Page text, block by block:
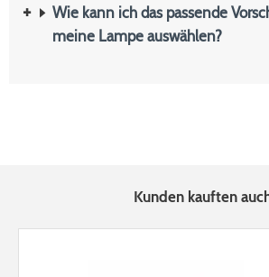
Wie kann ich das passende
meine Lampe auswählen?
Kunden kauften